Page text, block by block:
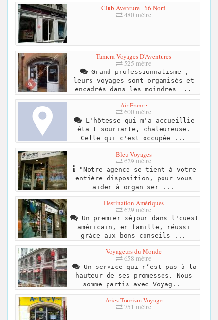
Club Aventure - 66 Nord
480 mètre
Tamera Voyages D'Aventures
525 mètre
Grand professionnalisme ;
leurs voyages sont organisés et
encadrés dans les moindres ...
Air France
600 mètre
L'hôtesse qui m'a accueillie
était souriante, chaleureuse.
Celle qui c'est occupée ...
Bleu Voyages
629 mètre
"Notre agence se tient à votre
entière disposition, pour vous
aider à organiser ...
Destination Amériques
629 mètre
Un premier séjour dans l'ouest
américain, en famille, réussi
grâce aux bons conseils ...
Voyageurs du Monde
658 mètre
Un service qui n’est pas à la
hauteur de ses promesses. Nous
somme partis avec Voyag...
Aries Tourism Voyage
751 mètre